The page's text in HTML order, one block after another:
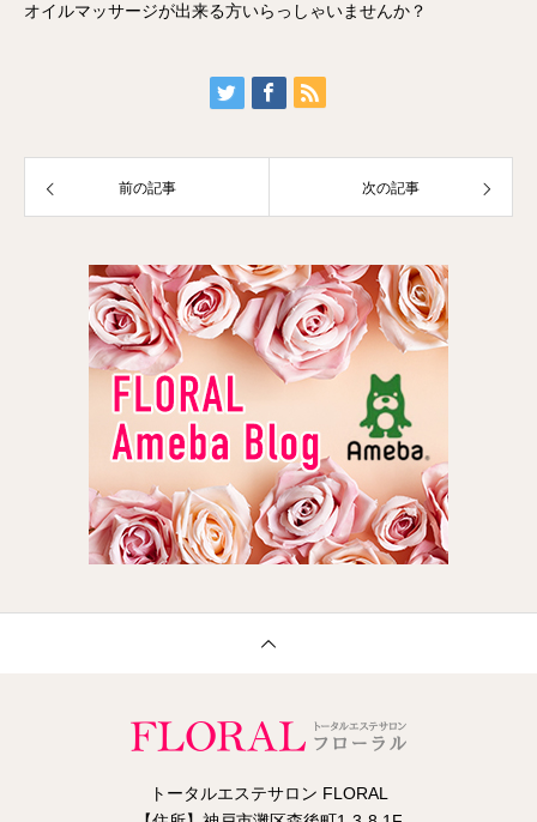
オイルマッサージが出来る方いらっしゃいませんか？
前の記事 次の記事
トータルエステサロン FLORAL